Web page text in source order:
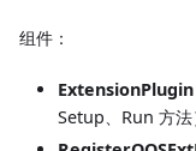
组件：
ExtensionPlugin
Setup、Run 方法